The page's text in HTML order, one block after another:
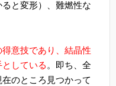
と変形）、難燃性な
意技であり、結晶性
している 。即ち、全
のところ見つかって